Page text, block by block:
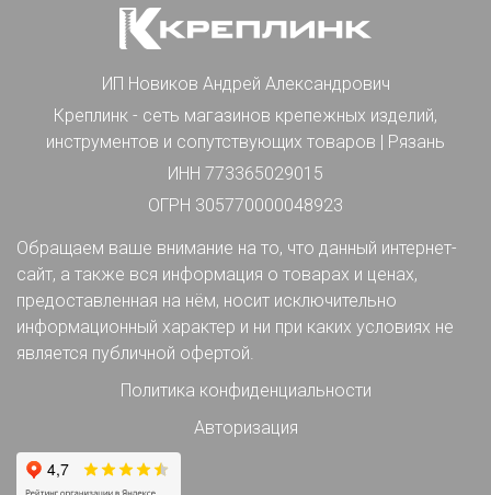
ИП Новиков Андрей Александрович
Креплинк - сеть магазинов крепежных изделий,
инструментов и сопутствующих товаров | Рязань
ИНН 773365029015
ОГРН 305770000048923
Обращаем ваше внимание на то, что данный интернет-
сайт, а также вся информация о товарах и ценах,
предоставленная на нём, носит исключительно
информационный характер и ни при каких условиях не
является публичной офертой.
Политика конфиденциальности
Авторизация